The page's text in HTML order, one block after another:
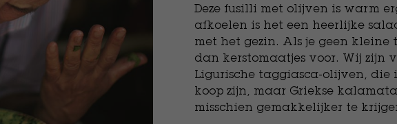
Deze fusilli met olijven is warm
afkoelen is het een heerlijke
met het gezin. Als je geen
dan kerstomaatjes voor. Wij zijn
Ligurische taggiasca-olijven,
koop zijn, maar Griekse
misschien gemakkelijker te